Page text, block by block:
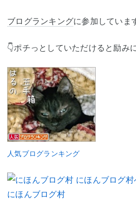
ブログランキングに参加していま
👇ポチっとしていただけると励み
人気ブログランキング
にほんブログ村